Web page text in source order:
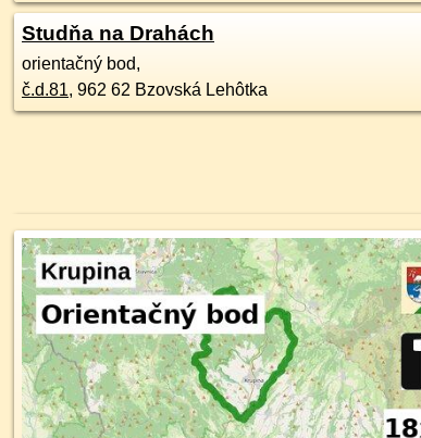
Studňa na Drahách
orientačný bod,
č.d.81, 962 62 Bzovská Lehôtka